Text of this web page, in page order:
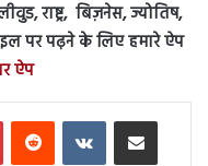
राष्ट्र, बिज़नेस, ज्योतिष,
पर पढ़ने के लिए हमारे ऐप
ऐप
PinterestReddit VKontakteShare via Email